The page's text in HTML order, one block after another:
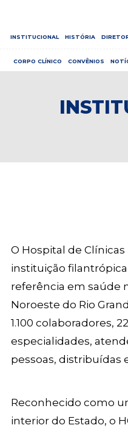
INSTITUCIONAL HISTÓRIA
CORPO CLÍNICO CONVÊNIOS
O Hospital de Clínicas
instituição
referência em saúde
Noroeste do Rio
1.100 colaboradores,
especialidades,
pessoas, distribuídas
Reconhecido como
interior do Estado, o